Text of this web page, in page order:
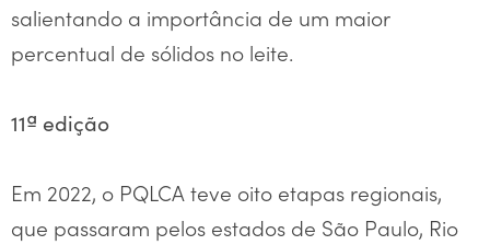
salientando a importância de um maior
percentual de sólidos no leite.
11ª edição
Em 2022, o PQLCA teve oito etapas regionais,
que passaram pelos estados de São Paulo, Rio